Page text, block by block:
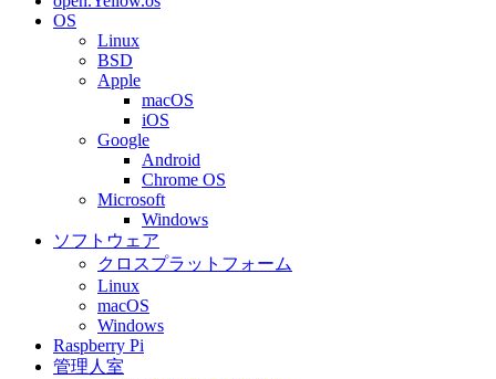
OS
Linux
BSD
Apple
macOS
iOS
Google
Android
Chrome OS
Microsoft
Windows
ソフトウェア
クロスプラットフォーム
Linux
macOS
Windows
Raspberry Pi
管理人室